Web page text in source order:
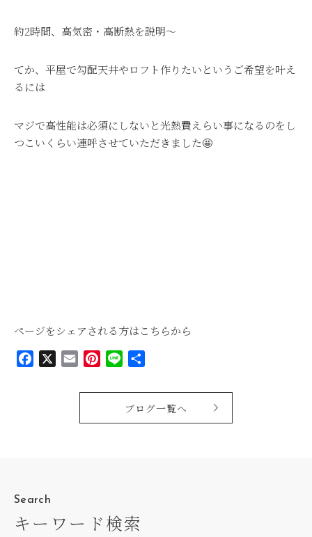
約2時間、高気密・高断熱を説明～
てか、平屋で勾配天井やロフト作りたいというご希望を叶え
るには
マジで高性能は必須にしないと光熱費えらい事になるのをし
つこいくらい連呼させていただきました🤩
ページをシェアされる方はこちらから
Facebook EmailPinterest
Line
ブログ一覧へ
Search
キーワード検索